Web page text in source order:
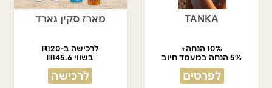
TANKA
10% הנחה+
5% הנחה במעמד חיוב
לפרטים
מארז סקין גארד
לרכישה ב-₪120
בשווי ₪145.6
לרכישה